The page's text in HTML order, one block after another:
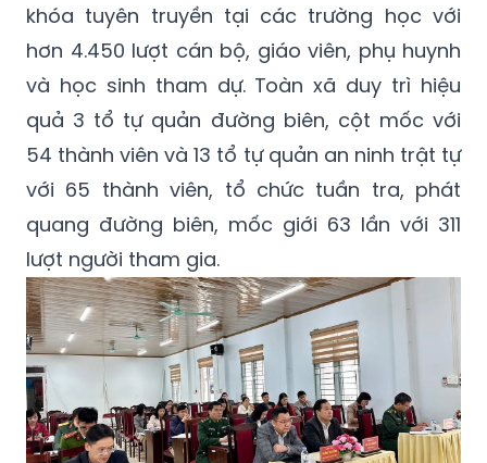
khóa tuyên truyền tại các trường học với
hơn 4.450 lượt cán bộ, giáo viên, phụ huynh
và học sinh tham dự. Toàn xã duy trì hiệu
quả 3 tổ tự quản đường biên, cột mốc với
54 thành viên và 13 tổ tự quản an ninh trật tự
với 65 thành viên, tổ chức tuần tra, phát
quang đường biên, mốc giới 63 lần với 311
lượt người tham gia.